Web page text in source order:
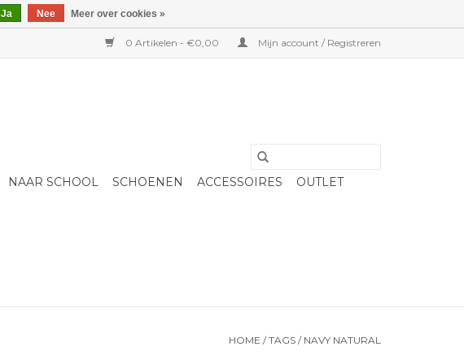
0 Artikelen - €0,00 Mijn account / Registreren
NAAR SCHOOL SCHOENEN ACCESSOIRES
OUTLET
HOME /TAGS / NAVY NATURAL
Ja Nee Meer over cookies »